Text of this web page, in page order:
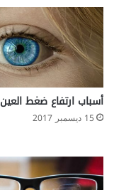
ة
؟
أسباب ارتفاع ضغط العين
15 ديسمبر 2017